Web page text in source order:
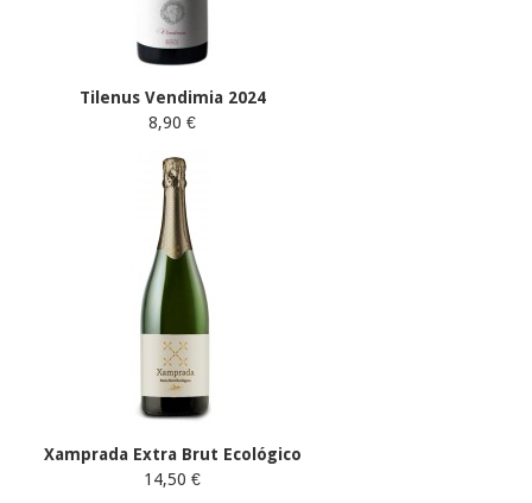
Tilenus Vendimia 2024
8,90 €
Xamprada Extra Brut Ecológico
14,50 €